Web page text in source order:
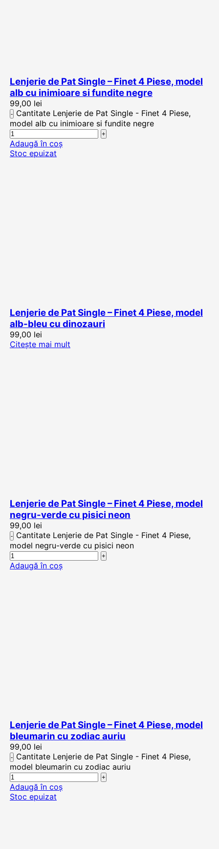
Lenjerie de Pat Single – Finet 4 Piese, model
alb cu inimioare si fundite negre
99,00 lei
Cantitate Lenjerie de Pat Single - Finet 4 Piese,
model alb cu inimioare si fundite negre
Adaugă în coș
Stoc epuizat
Lenjerie de Pat Single – Finet 4 Piese, model
alb-bleu cu dinozauri
99,00 lei
Citește mai mult
Lenjerie de Pat Single – Finet 4 Piese, model
negru-verde cu pisici neon
99,00 lei
Cantitate Lenjerie de Pat Single - Finet 4 Piese,
model negru-verde cu pisici neon
Adaugă în coș
Lenjerie de Pat Single – Finet 4 Piese, model
bleumarin cu zodiac auriu
99,00 lei
Cantitate Lenjerie de Pat Single - Finet 4 Piese,
model bleumarin cu zodiac auriu
Adaugă în coș
Stoc epuizat